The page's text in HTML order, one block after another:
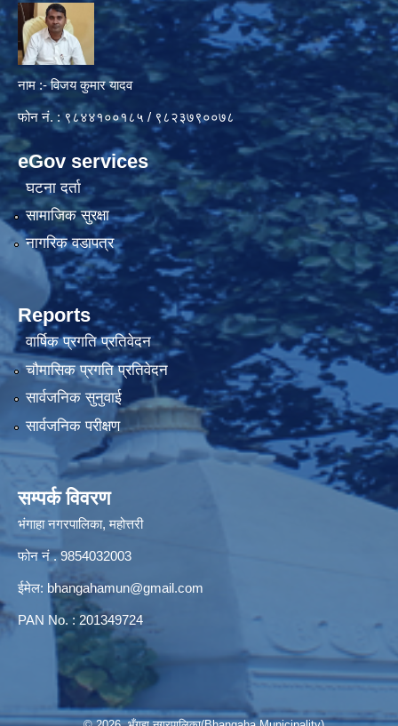
नाम :- विजय कुमार यादव
फोन नं. : ९८४४१००१८५ / ९८२३७९००७८
eGov services
घटना दर्ता
सामाजिक सुरक्षा
नागरिक वडापत्र
Reports
वार्षिक प्रगति प्रतिवेदन
चौमासिक प्रगति प्रतिवेदन
सार्वजनिक सुनुवाई
सार्वजनिक परीक्षण
सम्पर्क विवरण
भंगाहा नगरपालिका, महोत्तरी
फोन नं . 9854032003
ईमेल: bhangahamun@gmail.com
PAN No. : 201349724